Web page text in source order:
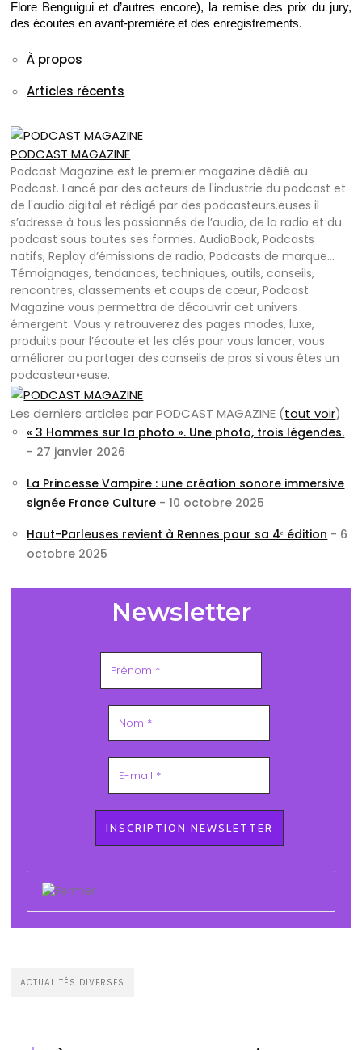
Flore Benguigui et d’autres encore), la remise des prix du jury,
des écoutes en avant-première et des enregistrements.
À propos
Articles récents
PODCAST MAGAZINE
Podcast Magazine est le premier magazine dédié au
Podcast. Lancé par des acteurs de l'industrie du podcast et
de l'audio digital et rédigé par des podcasteurs.euses il
s’adresse à tous les passionnés de l’audio, de la radio et du
podcast sous toutes ses formes. AudioBook, Podcasts
natifs, Replay d’émissions de radio, Podcasts de marque…
Témoignages, tendances, techniques, outils, conseils,
rencontres, classements et coups de cœur, Podcast
Magazine vous permettra de découvrir cet univers
émergent. Vous y retrouverez des pages modes, luxe,
produits pour l’écoute et les clés pour vous lancer, vous
améliorer ou partager des conseils de pros si vous êtes un
podcasteur•euse.
Les derniers articles par PODCAST MAGAZINE (tout voir)
« 3 Hommes sur la photo ». Une photo, trois légendes.
- 27 janvier 2026
La Princesse Vampire : une création sonore immersive
signée France Culture - 10 octobre 2025
Haut-Parleuses revient à Rennes pour sa 4ᵉ édition - 6
octobre 2025
Newsletter
ACTUALITÉS DIVERSES